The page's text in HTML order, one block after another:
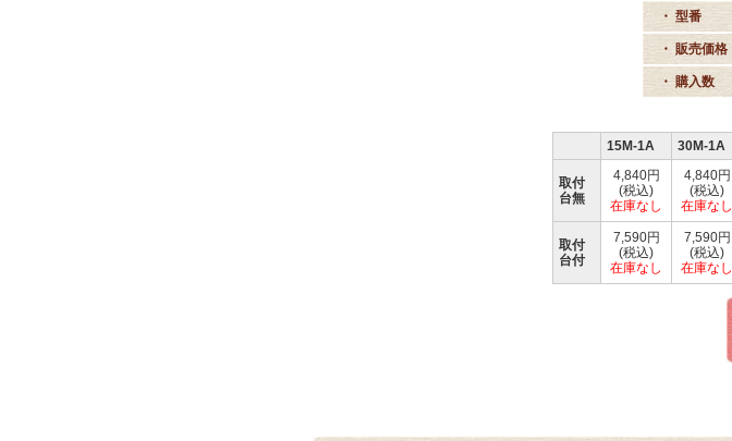
・ 型番
・ 販売価格
・ 購入数
15M-1A 30M-1A
取付
台無
4,840円
(税込)
在庫なし
4,840円
(税込)
在庫なし
取付
台付
7,590円
(税込)
在庫なし
7,590円
(税込)
在庫なし